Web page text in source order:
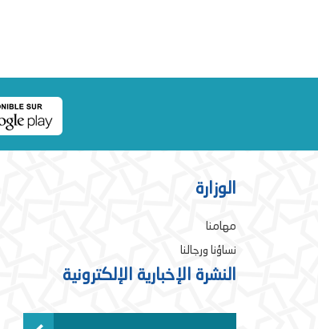
الوزارة
مهامنا
نساؤنا ورجالنا
النشرة الإخبارية الإلكترونية